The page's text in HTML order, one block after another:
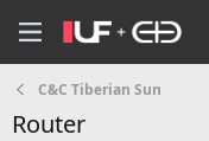
C&C Tiberian Sun
Router